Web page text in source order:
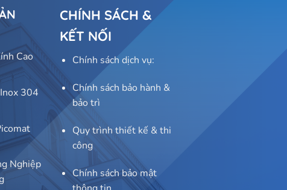
Cao
304
Nghiệp
CHÍNH SÁCH &
KẾT NỐI
Chính sách dịch vụ:
Chính sách bảo hành &
bảo trì
Quy trình thiết kế & thi
công
Chính sách bảo mật